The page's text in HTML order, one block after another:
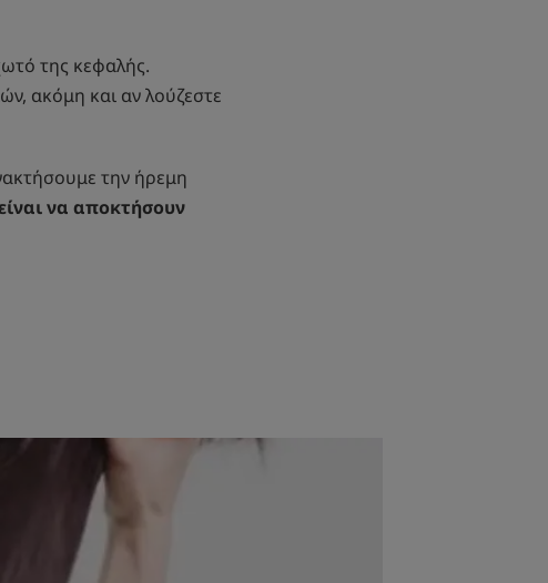
της κεφαλής.
ακόμη και αν λούζεστε
την ήρεμη
να αποκτήσουν